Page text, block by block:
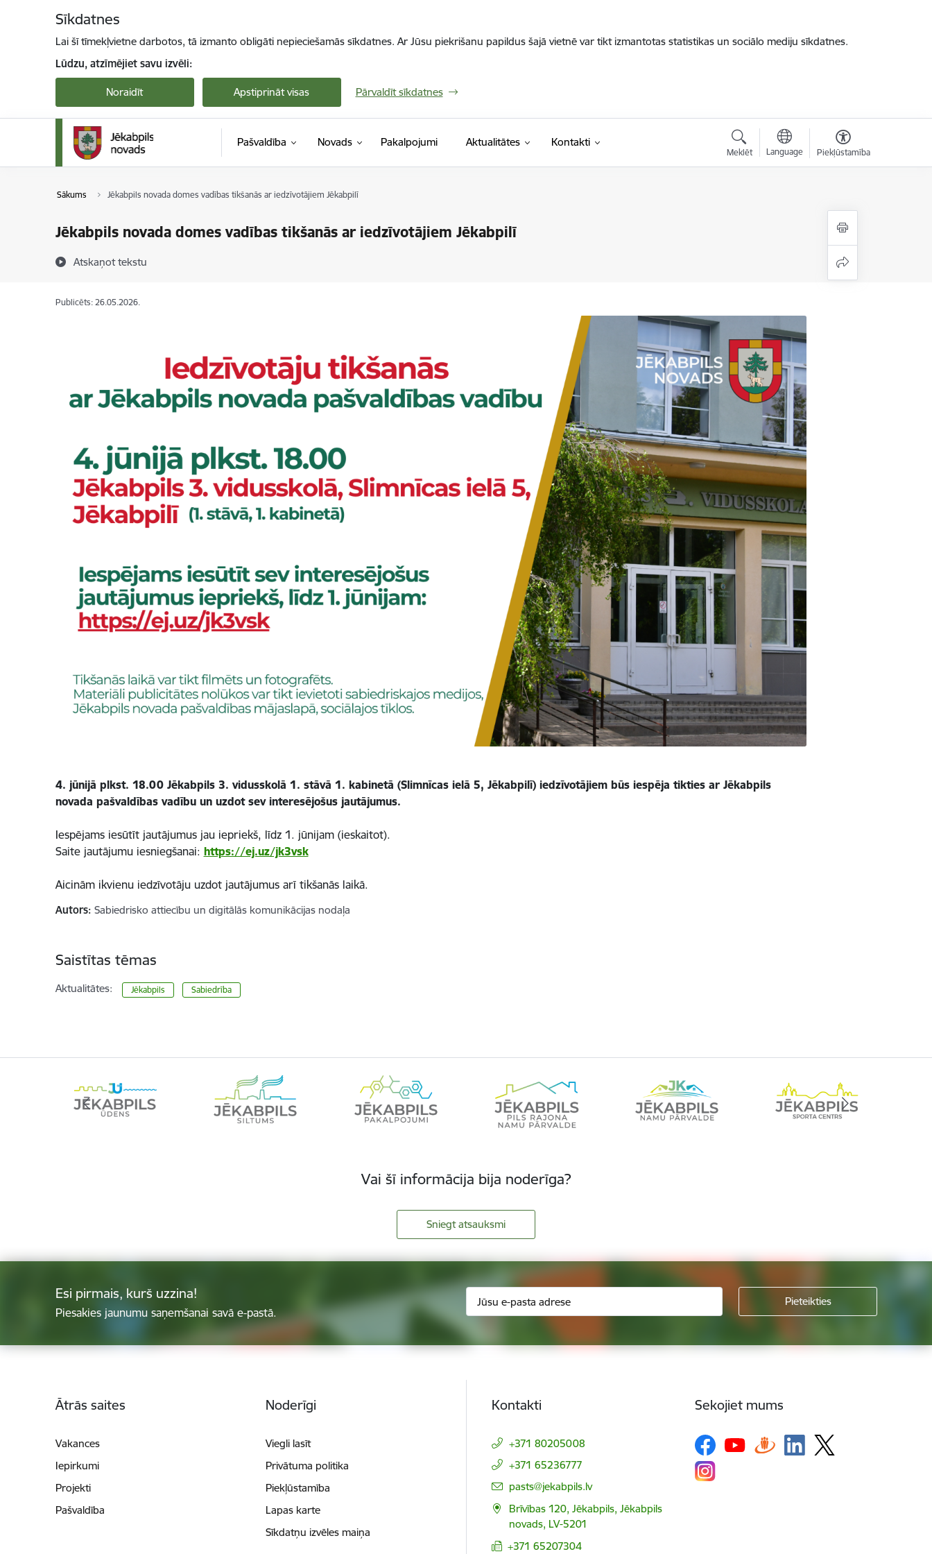
Sīkdatnes
Lai šī tīmekļvietne darbotos, tā izmanto obligāti nepieciešamās sīkdatnes. Ar Jūsu piekrišanu papildus šajā vietnē var tikt izmantotas statistikas un sociālo mediju sīkdatnes.
Lūdzu, atzīmējiet savu izvēli:
Noraidīt Apstiprināt visas Pārvaldīt sīkdatnes
Pašvaldība Novads Pakalpojumi Aktualitātes Kontakti
Meklēt Language Piekļūstamība
Sākums Jēkabpils novada domes vadības tikšanās ar iedzīvotājiem Jēkabpilī
Jēkabpils novada domes vadības tikšanās ar iedzīvotājiem Jēkabpilī
Atskaņot tekstu
Publicēts: 26.05.2026.
4. jūnijā plkst. 18.00 Jēkabpils 3. vidusskolā 1. stāvā 1. kabinetā (Slimnīcas ielā 5, Jēkabpilī) iedzīvotājiem būs iespēja tikties ar Jēkabpils
novada pašvaldības vadību un uzdot sev interesējošus jautājumus.
Iespējams iesūtīt jautājumus jau iepriekš, līdz 1. jūnijam (ieskaitot).
Saite jautājumu iesniegšanai: https://ej.uz/jk3vsk
Aicinām ikvienu iedzīvotāju uzdot jautājumus arī tikšanās laikā.
Autors: Sabiedrisko attiecību un digitālās komunikācijas nodaļa
Saistītas tēmas
Aktualitātes: Jēkabpils Sabiedrība
Vai šī informācija bija noderīga?
Sniegt atsauksmi
Esi pirmais, kurš uzzina!
Piesakies jaunumu saņemšanai savā e-pastā.
Ātrās saites
Vakances
Iepirkumi
Projekti
Pašvaldība
Noderīgi
Viegli lasīt
Privātuma politika
Piekļūstamība
Lapas karte
Sīkdatņu izvēles maiņa
Kontakti
+371 80205008
+371 65236777
E-pasts:
pasts@jekabpils.lv
Brīvības 120, Jēkabpils, Jēkabpils
novads, LV-5201
+371 65207304
Sekojiet mums